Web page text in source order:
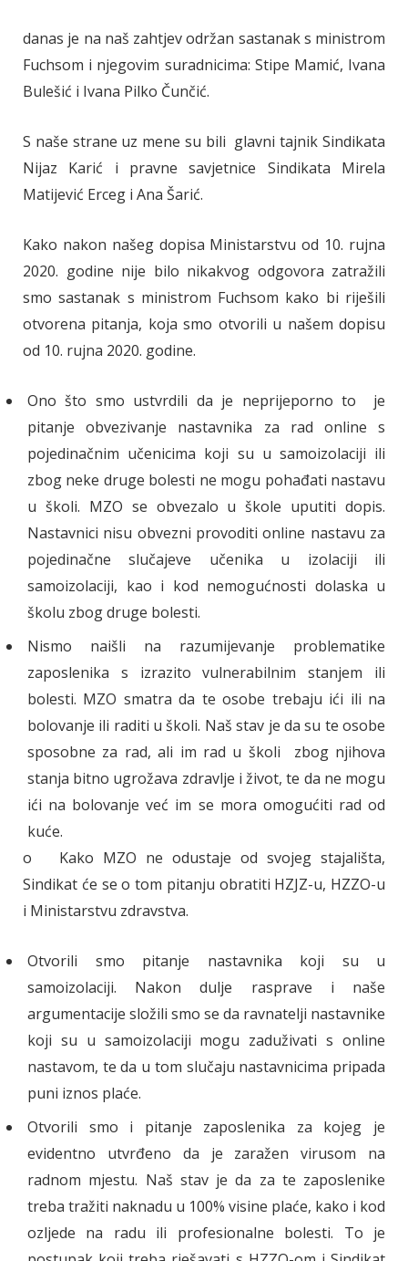
danas je na naš zahtjev održan sastanak s ministrom
Fuchsom i njegovim suradnicima: Stipe Mamić, Ivana
Bulešić i Ivana Pilko Čunčić.
S naše strane uz mene su bili glavni tajnik Sindikata
Nijaz Karić i pravne savjetnice Sindikata Mirela
Matijević Erceg i Ana Šarić.
Kako nakon našeg dopisa Ministarstvu od 10. rujna
2020. godine nije bilo nikakvog odgovora zatražili
smo sastanak s ministrom Fuchsom kako bi riješili
otvorena pitanja, koja smo otvorili u našem dopisu
od 10. rujna 2020. godine.
Ono što smo ustvrdili da je neprijeporno to je
pitanje obvezivanje nastavnika za rad online s
pojedinačnim učenicima koji su u samoizolaciji ili
zbog neke druge bolesti ne mogu pohađati nastavu
u školi. MZO se obvezalo u škole uputiti dopis.
Nastavnici nisu obvezni provoditi online nastavu za
pojedinačne slučajeve učenika u izolaciji ili
samoizolaciji, kao i kod nemogućnosti dolaska u
školu zbog druge bolesti.
Nismo naišli na razumijevanje problematike
zaposlenika s izrazito vulnerabilnim stanjem ili
bolesti. MZO smatra da te osobe trebaju ići ili na
bolovanje ili raditi u školi. Naš stav je da su te osobe
sposobne za rad, ali im rad u školi zbog njihova
stanja bitno ugrožava zdravlje i život, te da ne mogu
ići na bolovanje već im se mora omogućiti rad od
kuće.
o Kako MZO ne odustaje od svojeg stajališta,
Sindikat će se o tom pitanju obratiti HZJZ-u, HZZO-u
i Ministarstvu zdravstva.
Otvorili smo pitanje nastavnika koji su u
samoizolaciji. Nakon dulje rasprave i naše
argumentacije složili smo se da ravnatelji nastavnike
koji su u samoizolaciji mogu zaduživati s online
nastavom, te da u tom slučaju nastavnicima pripada
puni iznos plaće.
Otvorili smo i pitanje zaposlenika za kojeg je
evidentno utvrđeno da je zaražen virusom na
radnom mjestu. Naš stav je da za te zaposlenike
treba tražiti naknadu u 100% visine plaće, kako i kod
ozljede na radu ili profesionalne bolesti. To je